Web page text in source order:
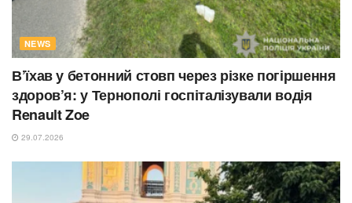
NEWS
В’їхав у бетонний стовп через різке погіршення
здоров’я: у Тернополі госпіталізували водія
Renault Zoe
29.07.2026